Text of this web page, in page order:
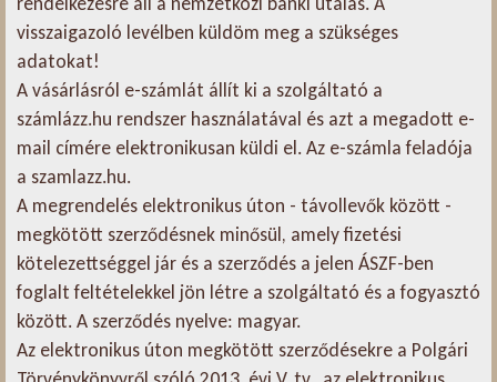
visszaigazoló levélben küldöm meg a szükséges
adatokat!
A vásárlásról e-számlát állít ki a szolgáltató a
számlázz.hu rendszer használatával és azt a megadott e-
mail címére elektronikusan küldi el. Az e-számla feladója
a szamlazz.hu.
A megrendelés elektronikus úton - távollevők között -
megkötött szerződésnek minősül, amely fizetési
kötelezettséggel jár és a szerződés a jelen ÁSZF-ben
foglalt feltételekkel jön létre a szolgáltató és a fogyasztó
között. A szerződés nyelve: magyar.
Az elektronikus úton megkötött szerződésekre a Polgári